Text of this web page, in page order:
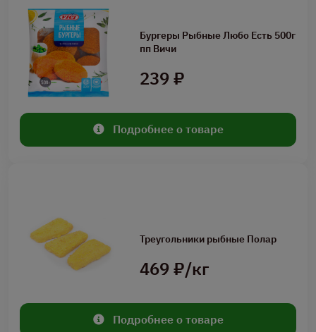
Бургеры Рыбные Любо Есть 500г
пп Вичи
239 ₽
Подробнее о товаре
Треугольники рыбные Полар
469 ₽/кг
Подробнее о товаре